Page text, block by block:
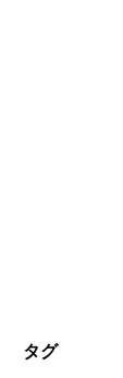
タグ